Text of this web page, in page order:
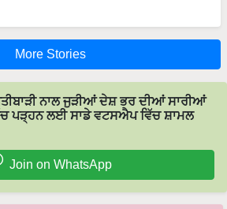
More Stories
ਨਾਲ ਜੁੜੀਆਂ ਦੇਸ਼ ਭਰ ਦੀਆਂ ਸਾਰੀਆਂ
ਪੜ੍ਹਨ ਲਈ ਸਾਡੇ ਵਟਸਐਪ ਵਿੱਚ ਸ਼ਾਮਲ
Join on WhatsApp